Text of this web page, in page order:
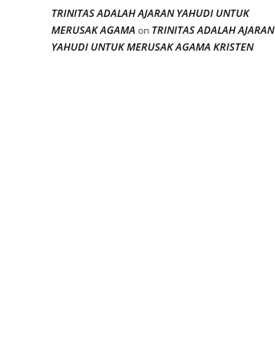
TRINITAS ADALAH AJARAN YAHUDI UNTUK
MERUSAK AGAMA on TRINITAS ADALAH AJARAN
YAHUDI UNTUK MERUSAK AGAMA KRISTEN